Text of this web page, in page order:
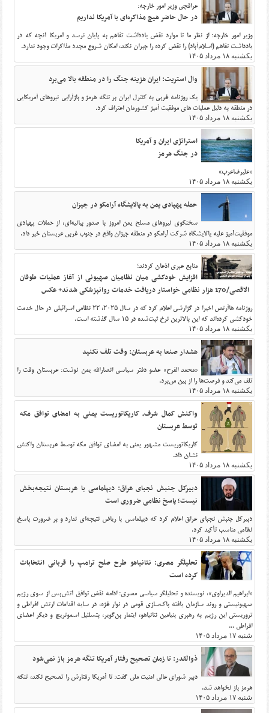
عراقچی وزیر امور خارجه:
در حال حاضر هیچ مذاکره‌ای با آمریکا نداریم
وزیر امور خارجه: از نظر ما تا موارد نقض یادداشت تفاهم به پایان نرسد و آمریکا آنچه که در
یادداشت تفاهم (اسلام‌آباد) را نقض کرده را جبران نکند، امکان شروع مجدد مذاکرات وجود ندارد.
یکشنبه ۱۸ مرداد ۱۴۰۵
وال استریت: ایران هزینه جنگ را در منطقه بالا می‌برد
یک روزنامه غربی به کنترل ایران بر تنگه هرمز و بازآرایی نیروهای آمریکایی
در منطقه به دلیل عملیات های موفقیت آمیز کشورمان اعتراف کرد.
یکشنبه ۱۸ مرداد ۱۴۰۵
استراتژی ایران و آمریکا
در جنگ هرمز
«علیرضاعرب»
یکشنبه ۱۸ مرداد ۱۴۰۵
حمله پهپادی یمن به پالایشگاه آرامکو در جیزان
سخنگوی نیروهای مسلح یمن امروز با صدور بیانیه‌ای، از حملات پهپادی
موفقیت‌آمیز علیه پالایشگاه شرکت آرامکو در منطقه جیزان واقع در جنوب غربی عربستان خبر داد.
یکشنبه ۱۸ مرداد ۱۴۰۵
منابع عبری اذعان کردند؛
افزایش خودکشی میان نظامیان صهیونی از آغاز عملیات طوفان
الاقصی/170 هزار نظامی خواستار دریافت خدمات روانپزشکی شدند+ عکس
روزنامه هاآرتص اخیرا در گزارشی اعلام کرد که در سال ۲۰۲۵، ۲۲ نظامی اسرائیلی در حال خدمت
خودکشی کرده‌اند که این بالاترین نرخ ثبت‌شده در ۱۵ سال گذشته است.
یکشنبه ۱۸ مرداد ۱۴۰۵
هشدار صنعا به عربستان: وقت تلف نکنید
«محمد الفرح» عضو دفتر سیاسی انصارالله یمن نوشت: عربستان وقت را
تلف می‌کند و فرصت‌ها را از بین می‌برد.
یکشنبه ۱۸ مرداد ۱۴۰۵
واکنش کمال شرف، کاریکاتوریست یمنی به امضای توافق مکه
توسط عربستان
کاریکاتوریست مشهور یمنی به امضای توافق مکه توسط عربستان واکنش
نشان داد.
یکشنبه ۱۸ مرداد ۱۴۰۵
دبیرکل جنبش نجبای عراق: دیپلماسی با عربستان نتیجه‌بخش
نیست؛ پاسخ نظامی ضروری است
دبیرکل جنبش نجبای عراق اعلام کرد که دیپلماسی با ریاض نتیجه‌ای ندارد و بر ضرورت پاسخ
نظامی مناسب تأکید کرد.
یکشنبه ۱۸ مرداد ۱۴۰۵
تحلیلگر مصری: نتانیاهو طرح صلح ترامپ را قربانی انتخابات
کرده است
«ابراهیم الدیراوی»، نویسنده و تحلیلگر سیاسی مصری: ادامه نقض توافق آتش‌بس از سوی رژیم
صهیونیستی و روند سازمان ‌یافته پاک‌سازی قومی در نوار غزه، در سایه اقدامات ارتش افراطی و
تروریستی این رژیم به رهبری بنیامین نتانیاهو، ایتمار بن‌گویر، بتسلئیل اسموتریچ و دیگر اعضای
افراطی ...
شنبه ۱۷ مرداد ۱۴۰۵
ذوالقدر: تا زمان تصحیح رفتار آمریکا تنگه هرمز باز نمی‌شود
دبیر شورای عالی امنیت ملی گفت: تا آمریکا رفتارش را تصحیح نکند، تنگه
هرمز باز نخواهد شد.
شنبه ۱۷ مرداد ۱۴۰۵